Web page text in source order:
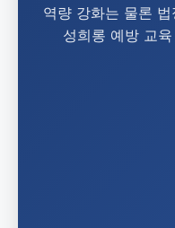
역량 강화는 물론
성희롱 예방 교